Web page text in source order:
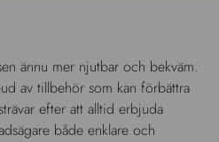
ännu mer njutbar och bekväm.
av tillbehör som kan förbättra
efter att alltid erbjuda
både enklare och
bort att skämma bort både dig